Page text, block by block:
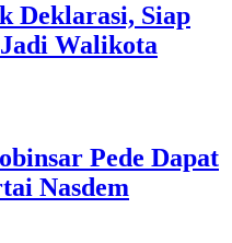
Deklarasi, Siap
Walikota
Pede Dapat
Nasdem